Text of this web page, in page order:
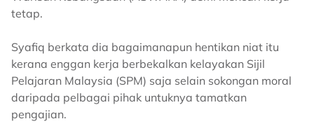
tetap.
Syafiq berkata dia bagaimanapun hentikan niat itu
kerana enggan kerja berbekalkan kelayakan Sijil
Pelajaran Malaysia (SPM) saja selain sokongan moral
daripada pelbagai pihak untuknya tamatkan
pengajian.